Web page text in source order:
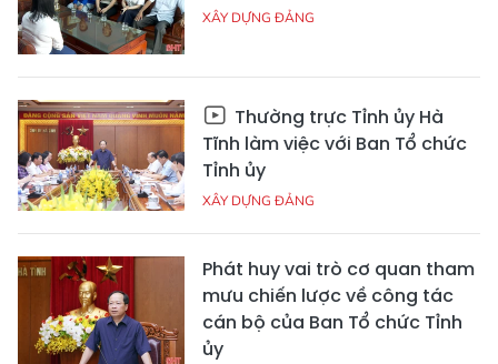
XÂY DỰNG ĐẢNG
Thường trực Tỉnh ủy Hà
Tĩnh làm việc với Ban Tổ chức
Tỉnh ủy
XÂY DỰNG ĐẢNG
Phát huy vai trò cơ quan tham
mưu chiến lược về công tác
cán bộ của Ban Tổ chức Tỉnh
ủy